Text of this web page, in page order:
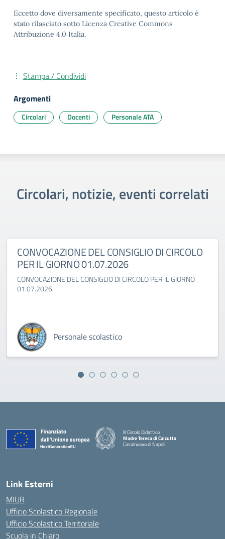
Eccetto dove diversamente specificato, questo articolo è
stato rilasciato sotto Licenza Creative Commons
Attribuzione 4.0 Italia.
Stampa / Condividi
Argomenti
Circolari Docenti Personale ATA
Circolari, notizie, eventi correlati
CONVOCAZIONE DEL CONSIGLIO DI CIRCOLO
PER IL GIORNO 01.07.2026
CONVOCAZIONE DEL CONSIGLIO DI CIRCOLO PER IL GIORNO
01.07.2026
Personale scolastico
III Circolo Didattico
Madre Teresa di Calcutta
Casalnuovo di Napoli
— Visita la pagina iniziale della scuola
Link Esterni
MIUR
Ufficio Scolastico Regionale
Ufficio Scolastico Territoriale
Scuola in Chiaro